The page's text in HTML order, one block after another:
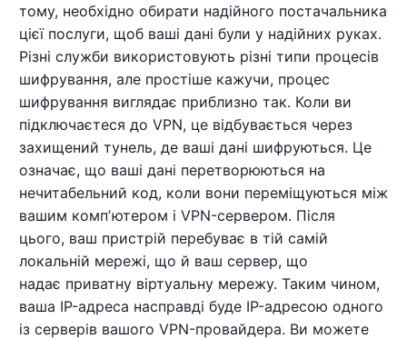
тому, необхідно обирати надійного постачальника
цієї послуги, щоб ваші дані були у надійних руках.
Різні служби використовують різні типи процесів
шифрування, але простіше кажучи, процес
шифрування виглядає приблизно так. Коли ви
підключаєтеся до VPN, це відбувається через
захищений тунель, де ваші дані шифруються. Це
означає, що ваші дані перетворюються на
нечитабельний код, коли вони переміщуються між
вашим компʼютером і VPN-сервером. Після
цього, ваш пристрій перебуває в тій самій
локальній мережі, що й ваш сервер, що
надає приватну віртуальну мережу. Таким чином,
ваша IP-адреса насправді буде IP-адресою одного
із серверів вашого VPN-провайдера. Ви можете